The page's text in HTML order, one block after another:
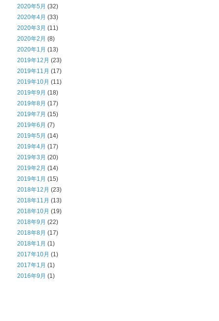
2020年5月 (32)
2020年4月 (33)
2020年3月 (11)
2020年2月 (8)
2020年1月 (13)
2019年12月 (23)
2019年11月 (17)
2019年10月 (11)
2019年9月 (18)
2019年8月 (17)
2019年7月 (15)
2019年6月 (7)
2019年5月 (14)
2019年4月 (17)
2019年3月 (20)
2019年2月 (14)
2019年1月 (15)
2018年12月 (23)
2018年11月 (13)
2018年10月 (19)
2018年9月 (22)
2018年8月 (17)
2018年1月 (1)
2017年10月 (1)
2017年1月 (1)
2016年9月 (1)